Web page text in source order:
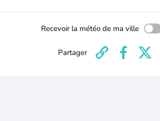
Recevoir la météo de ma ville
Partager